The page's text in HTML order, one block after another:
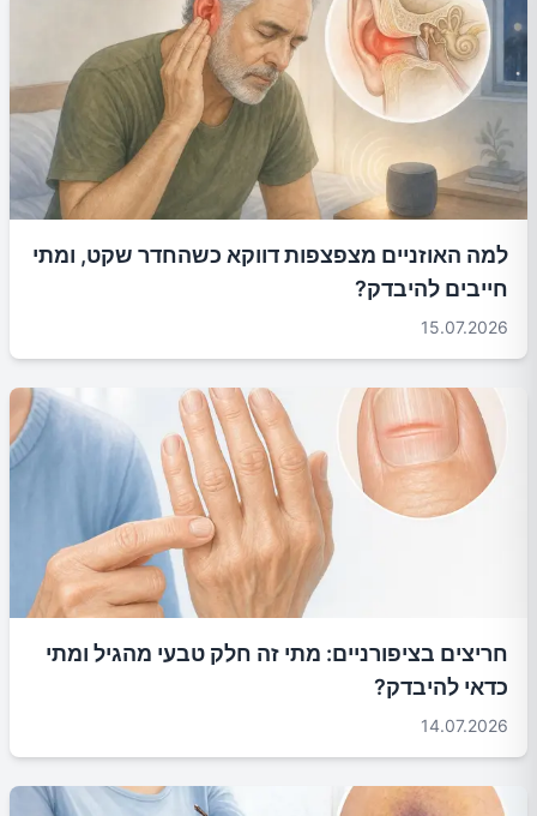
למה האוזניים מצפצפות דווקא כשהחדר שקט, ומתי
חייבים להיבדק?
15.07.2026
חריצים בציפורניים: מתי זה חלק טבעי מהגיל ומתי
כדאי להיבדק?
14.07.2026